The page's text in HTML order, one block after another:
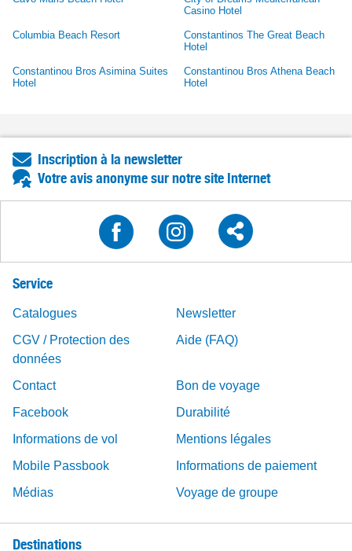
Casino Hotel
Columbia Beach Resort
Constantinos The Great Beach
Hotel
Constantinou Bros Asimina Suites
Hotel
Constantinou Bros Athena Beach
Hotel
Inscription à la newsletter
Votre avis anonyme sur notre site Internet
Service
Catalogues
Newsletter
CGV / Protection des
données
Aide (FAQ)
Contact
Bon de voyage
Facebook
Durabilité
Informations de vol
Mentions légales
Mobile Passbook
Informations de paiement
Médias
Voyage de groupe
Destinations